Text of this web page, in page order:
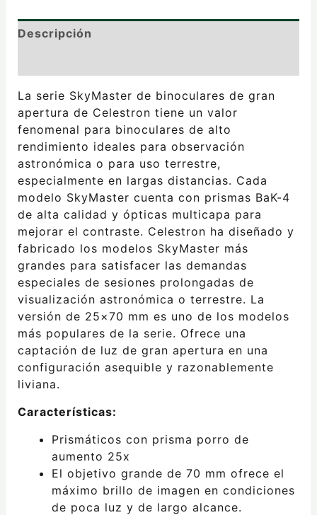
Descripción
La serie SkyMaster de binoculares de gran
apertura de Celestron tiene un valor
fenomenal para binoculares de alto
rendimiento ideales para observación
astronómica o para uso terrestre,
especialmente en largas distancias. Cada
modelo SkyMaster cuenta con prismas BaK-4
de alta calidad y ópticas multicapa para
mejorar el contraste. Celestron ha diseñado y
fabricado los modelos SkyMaster más
grandes para satisfacer las demandas
especiales de sesiones prolongadas de
visualización astronómica o terrestre. La
versión de 25×70 mm es uno de los modelos
más populares de la serie. Ofrece una
captación de luz de gran apertura en una
configuración asequible y razonablemente
liviana.
Características:
Prismáticos con prisma porro de
aumento 25x
El objetivo grande de 70 mm ofrece el
máximo brillo de imagen en condiciones
de poca luz y de largo alcance.